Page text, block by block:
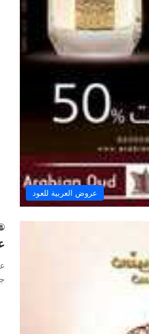
عروض العربية للعود